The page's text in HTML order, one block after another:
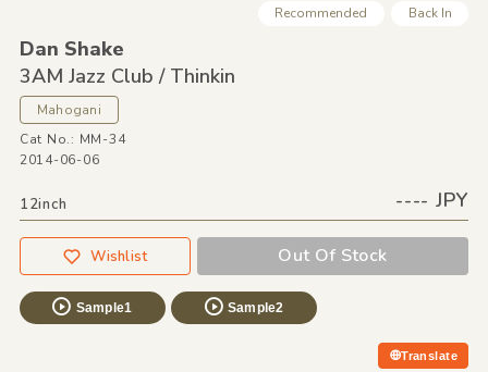
Recommended Back In
Dan Shake
3AM Jazz Club /Thinkin
Mahogani
Cat No.: MM-34
2014-06-06
12inch ---- JPY
Wishlist Out Of Stock
Sample1 Sample2
Translate